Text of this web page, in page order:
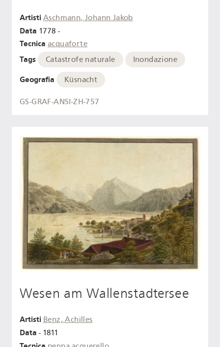
Artisti Aschmann, Johann Jakob
Data 1778 -
Tecnica acquaforte
Tags Catastrofe naturale Inondazione
Geografia Küsnacht
GS-GRAF-ANSI-ZH-757
Wesen am Wallenstadtersee
Artisti Benz, Achilles
Data - 1811